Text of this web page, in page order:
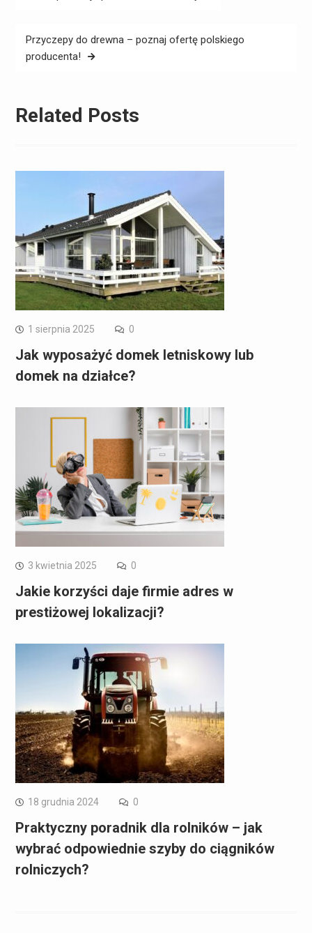
Przyczepy do drewna – poznaj ofertę polskiego
producenta!
Related Posts
1 sierpnia 2025 0
Jak wyposażyć domek letniskowy lub
domek na działce?
3 kwietnia 2025 0
Jakie korzyści daje firmie adres w
prestiżowej lokalizacji?
18 grudnia 2024 0
Praktyczny poradnik dla rolników – jak
wybrać odpowiednie szyby do ciągników
rolniczych?